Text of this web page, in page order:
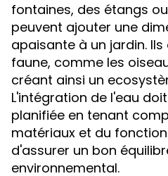
fontaines, des étangs
peuvent ajouter une
apaisante à un jardin.
faune, comme les
créant ainsi un
L'intégration de l'eau
planifiée en tenant
matériaux et du
d'assurer un bon
environnemental.